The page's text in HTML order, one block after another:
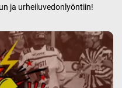
ja urheiluvedonlyöntiin!